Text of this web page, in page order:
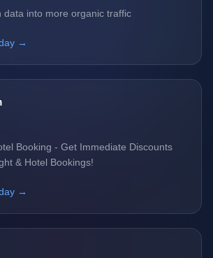
data into more organic traffic
→
Booking - Get Immediate Discounts
& Hotel Bookings!
→